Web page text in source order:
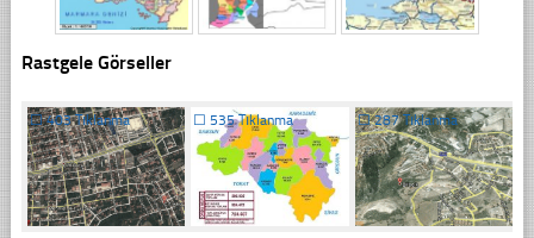
Rastgele Görseller
☐403 Tıklanma ☐ 535 Tıklanma ☐287 Tıklanma